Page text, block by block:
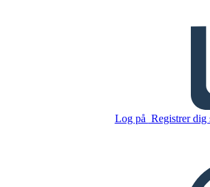
Log på Registrer
Modèle Chez
Kopier dette
LAVE ET
LÆS FOR